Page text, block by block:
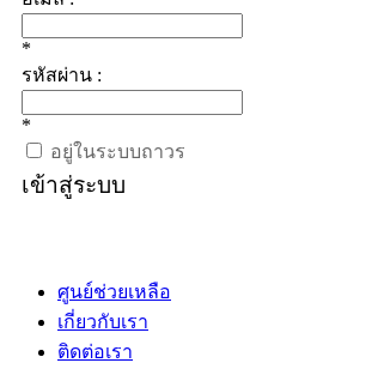
*
รหัสผ่าน :
*
อยู่ในระบบถาวร
เข้าสู่ระบบ
ศูนย์ช่วยเหลือ
เกี่ยวกับเรา
ติดต่อเรา